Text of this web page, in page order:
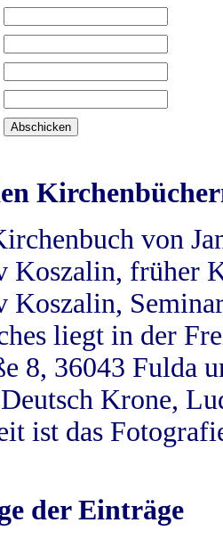
von
Koszalin, früher
Koszalin,
liegt in der
8, 36043 Fulda
Krone,
ist das
der Einträge